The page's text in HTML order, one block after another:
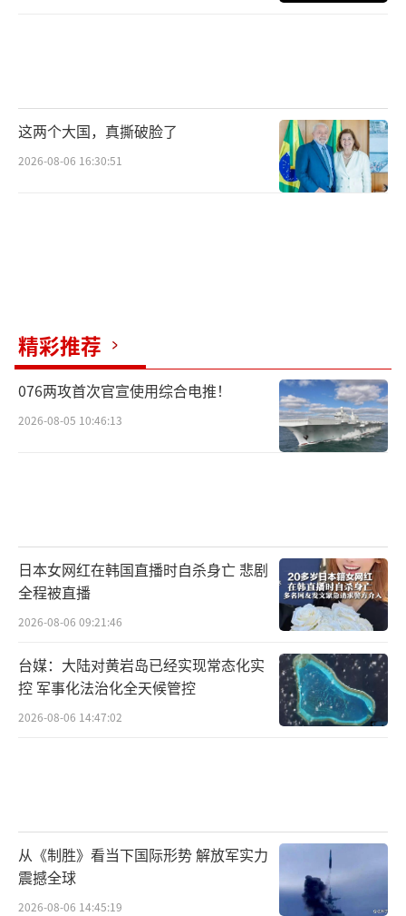
这两个大国，真撕破脸了
2026-08-06 16:30:51
精彩推荐
076两攻首次官宣使用综合电推！
2026-08-05 10:46:13
日本女网红在韩国直播时自杀身亡 悲剧
全程被直播
2026-08-06 09:21:46
台媒：大陆对黄岩岛已经实现常态化实
控 军事化法治化全天候管控
2026-08-06 14:47:02
从《制胜》看当下国际形势 解放军实力
震撼全球
2026-08-06 14:45:19